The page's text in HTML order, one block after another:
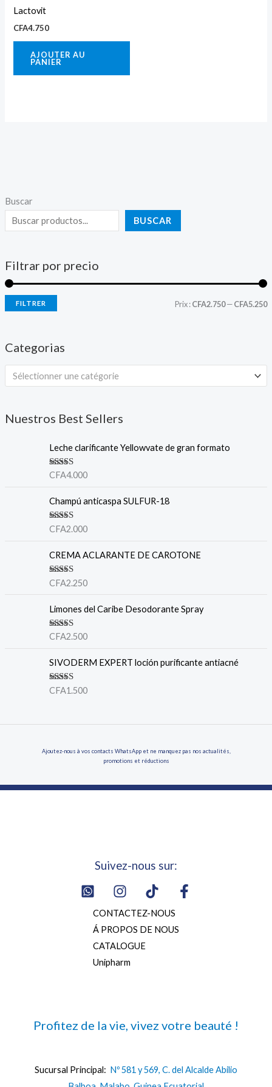
Buscar
BUSCAR
Filtrar por precio
FILTRER Prix :CFA2.750—CFA5.250
Categorias
Sélectionner une catégorie
Nuestros Best Sellers
Leche clarificante Yellowvate de gran formato
Valorado en
CFA4.000
Champú anticaspa SULFUR-18
Valorado en
CFA2.000
CREMA ACLARANTE DE CAROTONE
Valorado en
CFA2.250
Limones del Caribe Desodorante Spray
Valorado en
CFA2.500
SIVODERM EXPERT loción purificante antiacné
Valorado
CFA1.500
Lactovit
CFA4.750
AJOUTER AU
PANIER
Ajoutez-nous à vos contacts WhatsApp et ne manquez pas nos actualités,
promotions et réductions
Suivez-nous sur:
CONTACTEZ-NOUS
Á PROPOS DE NOUS
CATALOGUE
Unipharm
Profitez de la vie, vivez votre beauté !
Sucursal Principal: Nº 581 y 569, C. del Alcalde Abilio